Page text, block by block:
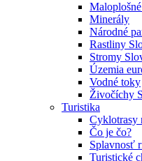
Minerály
Národné
Rastliny
Stromy
Územia
Vodné toky
Živočíchy
Turistika
Cyklotrasy
Čo je čo?
Splavnosť
Turistické